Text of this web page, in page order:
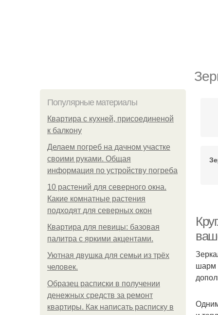
Популярные материалы
Квартира с кухней, присоединеной
к балкону
Делаем погреб на дачном участке
своими руками. Общая
информация по устройству погреба
10 растений для северного окна.
Какие комнатные растения
подходят для северных окон
Квартира для певицы: базовая
палитра с яркими акцентами.
Уютная двушка для семьи из трёх
человек.
Образец расписки в получении
денежных средств за ремонт
квартиры. Как написать расписку в
шарм